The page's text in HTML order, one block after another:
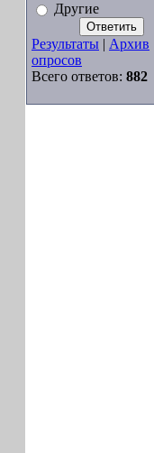
Другие
Результаты | Архив
опросов
Всего ответов: 882